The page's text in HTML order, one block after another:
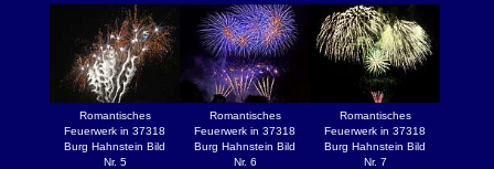
Romantisches
Feuerwerk in 37318
Burg Hahnstein Bild
Nr. 5
Romantisches
Feuerwerk in 37318
Burg Hahnstein Bild
Nr. 6
Romantisches
Feuerwerk in 37318
Burg Hahnstein Bild
Nr. 7